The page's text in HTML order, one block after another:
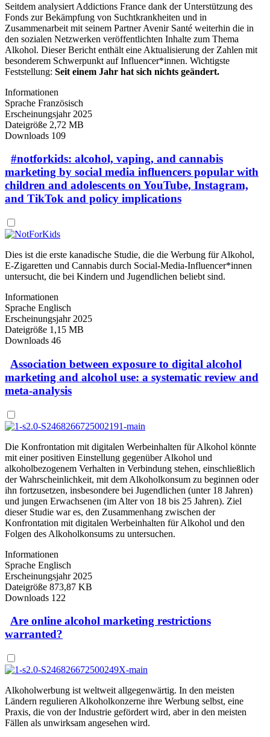
Seitdem analysiert Addictions France dank der Unterstützung des
Fonds zur Bekämpfung von Suchtkrankheiten und in
Zusammenarbeit mit seinem Partner Avenir Santé weiterhin die in
den sozialen Netzwerken veröffentlichten Inhalte zum Thema
Alkohol. Dieser Bericht enthält eine Aktualisierung der Zahlen mit
besonderem Schwerpunkt auf Influencer*innen. Wichtigste
Feststellung: Seit einem Jahr hat sich nichts geändert.
Informationen
Sprache Französisch
Erscheinungsjahr 2025
Dateigröße 2,72 MB
Downloads 109
#notforkids: alcohol, vaping, and cannabis
marketing by social media influencers popular with
children and adolescents on YouTube, Instagram,
and TikTok and policy implications
Dies ist die erste kanadische Studie, die die Werbung für Alkohol,
E-Zigaretten und Cannabis durch Social-Media-Influencer*innen
untersucht, die bei Kindern und Jugendlichen beliebt sind.
Informationen
Sprache Englisch
Erscheinungsjahr 2025
Dateigröße 1,15 MB
Downloads 46
Association between exposure to digital alcohol
marketing and alcohol use: a systematic review and
meta-analysis
Die Konfrontation mit digitalen Werbeinhalten für Alkohol könnte
mit einer positiven Einstellung gegenüber Alkohol und
alkoholbezogenem Verhalten in Verbindung stehen, einschließlich
der Wahrscheinlichkeit, mit dem Alkoholkonsum zu beginnen oder
ihn fortzusetzen, insbesondere bei Jugendlichen (unter 18 Jahren)
und jungen Erwachsenen (im Alter von 18 bis 25 Jahren). Ziel
dieser Studie war es, den Zusammenhang zwischen der
Konfrontation mit digitalen Werbeinhalten für Alkohol und den
Folgen des Alkoholkonsums zu untersuchen.
Informationen
Sprache Englisch
Erscheinungsjahr 2025
Dateigröße 873,87 KB
Downloads 122
Are online alcohol marketing restrictions
warranted?
Alkoholwerbung ist weltweit allgegenwärtig. In den meisten
Ländern regulieren Alkoholkonzerne ihre Werbung selbst, eine
Praxis, die von der Industrie gefördert wird, aber in den meisten
Fällen als unwirksam angesehen wird.